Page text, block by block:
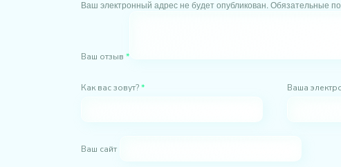
Ваш электронный адрес не будет опубликован. Обязательные
Ваш отзыв *
Как вас зовут?* Ваша
Ваш сайт